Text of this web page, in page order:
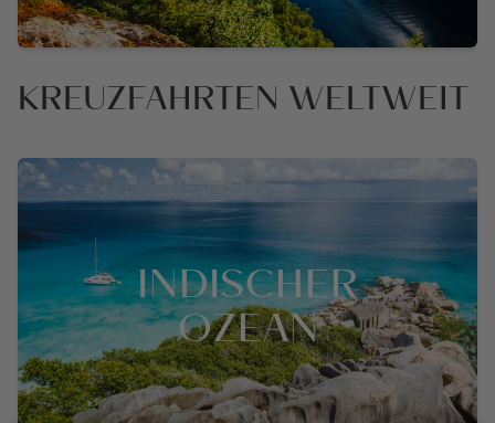
KREUZFAHRTEN WELTWEIT
INDISCHER
OZEAN